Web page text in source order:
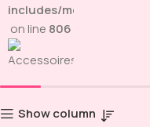
includes/media.php
on line 806
Show column